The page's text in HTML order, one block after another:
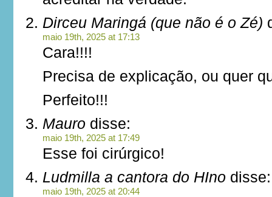
Dirceu Maringá (que não é o Zé)
maio 19th, 2025 at 17:13
Cara!!!!
Precisa de explicação, ou quer
Perfeito!!!
Mauro disse:
maio 19th, 2025 at 17:49
Esse foi cirúrgico!
Ludmilla a cantora do HIno disse:
maio 19th, 2025 at 20:44